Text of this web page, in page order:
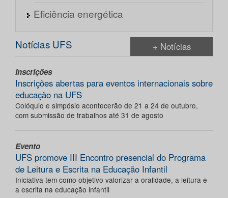
Eficiência energética
Notícias UFS + Notícias
Inscrições
Inscrições abertas para eventos internacionais sobre
educação na UFS
Colóquio e simpósio acontecerão de 21 a 24 de outubro,
com submissão de trabalhos até 31 de agosto
Evento
UFS promove III Encontro presencial do Programa
de Leitura e Escrita na Educação Infantil
Iniciativa tem como objetivo valorizar a oralidade, a leitura e
a escrita na educação infantil